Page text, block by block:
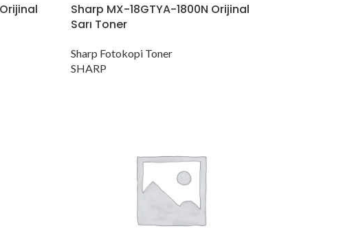
Sharp MX-18GTYA-1800N Orijinal
Sarı Toner
Sharp Fotokopi Toner
SHARP